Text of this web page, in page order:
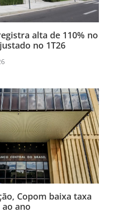
alta de 110% no
no 1T26
Copom baixa taxa
ao ano